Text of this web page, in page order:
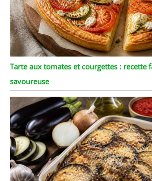
Tarte aux tomates et courgettes : recette
savoureuse